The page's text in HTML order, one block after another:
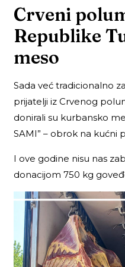
Crveni
Republike
meso
Sada već tradicionalno
prijatelji iz Crvenog
donirali su kurbansko
SAMI” – obrok na kućni
I ove godine nisu nas
donacijom 750 kg